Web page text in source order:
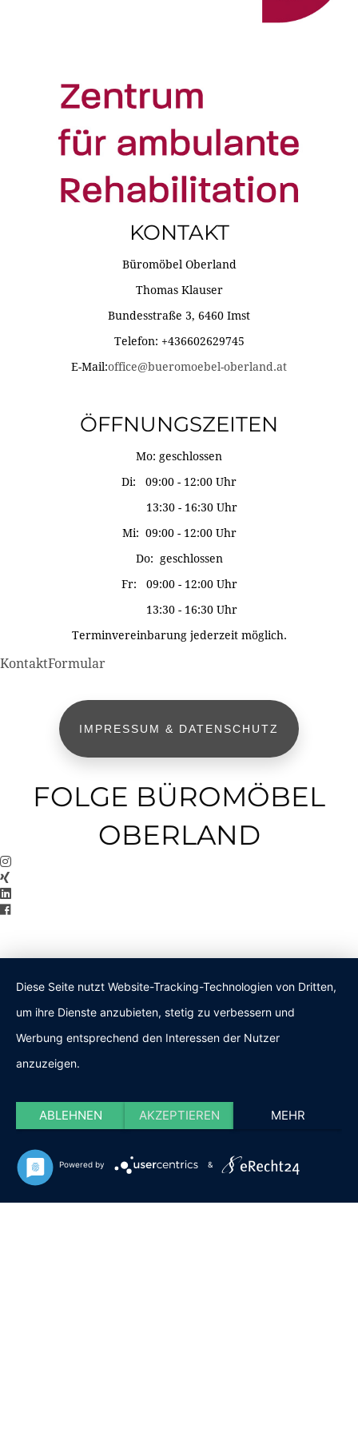
KONTAKT
Büromöbel Oberland
Thomas Klauser
Bundesstraße 3, 6460 Imst
Telefon: +436602629745
E-Mail:office@bueromoebel-oberland.at
ÖFFNUNGSZEITEN
Mo: geschlossen
Di: 09:00 - 12:00 Uhr
13:30 - 16:30 Uhr
Mi: 09:00 - 12:00 Uhr
Do: geschlossen
Fr: 09:00 - 12:00 Uhr
13:30 - 16:30 Uhr
Terminvereinbarung jederzeit möglich.
KontaktFormular
IMPRESSUM & DATENSCHUTZ
FOLGE BÜROMÖBEL
OBERLAND
Diese Seite nutzt Website-Tracking-Technologien von Dritten,
um ihre Dienste anzubieten, stetig zu verbessern und
Werbung entsprechend den Interessen der Nutzer
anzuzeigen.
ABLEHNEN AKZEPTIEREN MEHR
Powered by &